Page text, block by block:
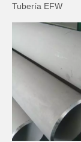
Tubería EFW